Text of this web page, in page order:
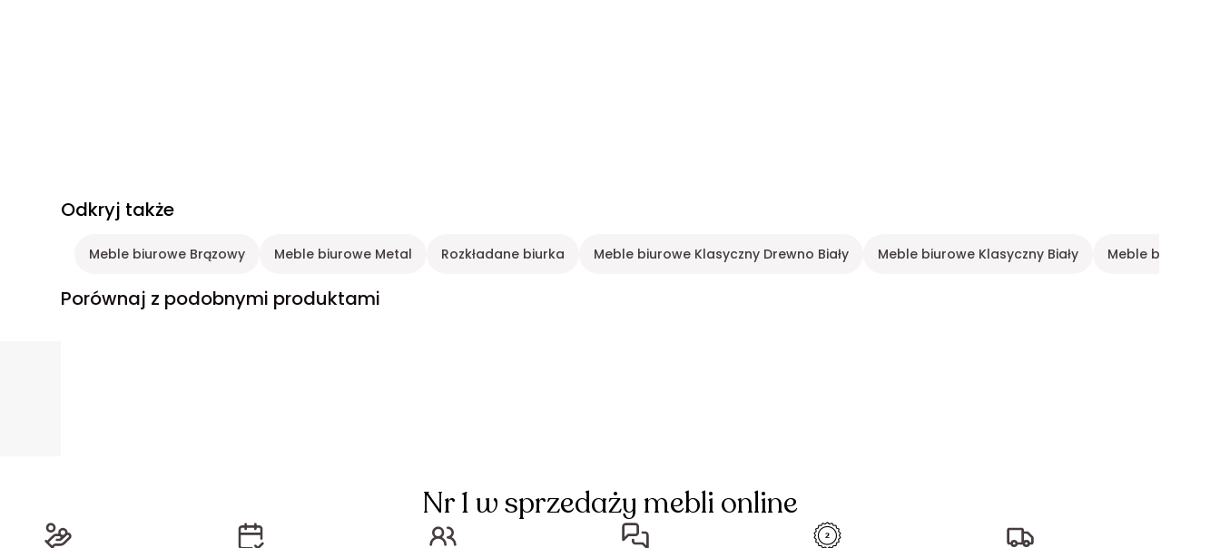
Odkryj także
Meble biurowe Brązowy Meble biurowe Metal Rozkładane biurka Meble biurowe Klasyczny Drewno Biały Meble biurowe Klasyczny Biały Meble biurowe
Porównaj z podobnymi produktami
Nr 1 w sprzedaży mebli online